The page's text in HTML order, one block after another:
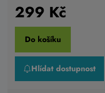
299 Kč
Do košíku
Hlídat dostupnost